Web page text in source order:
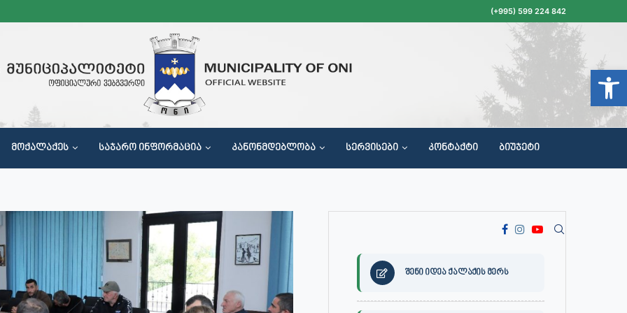
(+995) 599 224 842
ᲛᲝᲥᲐᲚᲐᲥᲔᲡ ᲡᲐᲯᲐᲠᲝ ᲘᲜᲤᲝᲠᲛᲐᲪᲘᲐ ᲙᲐᲜᲝᲜᲛᲓᲔᲑᲚᲝᲑᲐ ᲡᲔᲠᲕᲘᲡᲔᲑᲘ ᲙᲝᲜᲢᲐᲥᲢᲘ ᲑᲘᲣᲯᲔᲢᲘ
შენი იდეა ქალაქის მერს